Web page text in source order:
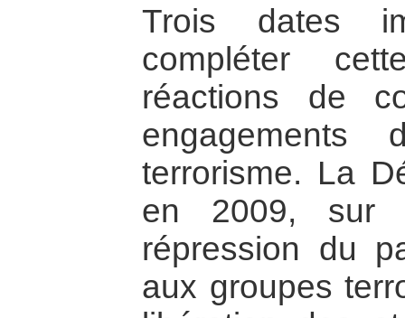
Trois dates
compléter
réactions de
terrorisme. La
en 2009, sur
répression du
aux groupes